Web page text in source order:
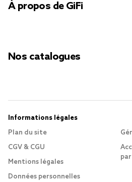
À propos de GiFi
Nos catalogues
Informations légales
Plan du site
CGV & CGU
Mentions légales
Données personnelles